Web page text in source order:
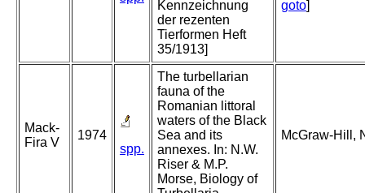
Kennzeichnung
der rezenten
Tierformen Heft
35/1913]
goto]
Mack-
Fira V
1974
spp.
The turbellarian
fauna of the
Romanian littoral
waters of the Black
Sea and its
annexes. In: N.W.
Riser & M.P.
Morse, Biology of
McGraw-Hill,